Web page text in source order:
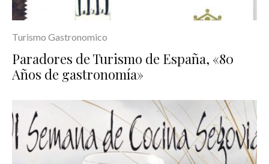
Turismo Gastronomico
Paradores de Turismo de España, «80
Años de gastronomía»